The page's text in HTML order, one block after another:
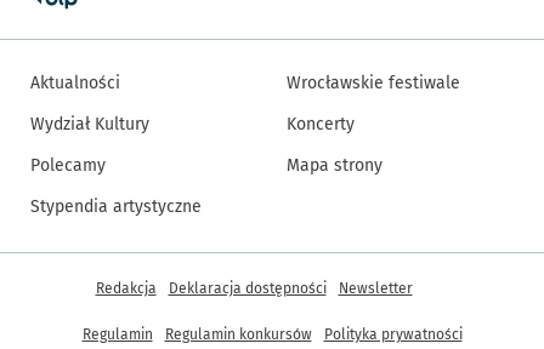
Aktualności
Wydział Kultury
Polecamy
Stypendia artystyczne
Wrocławskie festiwale
Koncerty
Mapa strony
Inne informacje
Redakcja Deklaracja dostępności Newsletter
Regulamin Regulamin konkursów Polityka prywatności